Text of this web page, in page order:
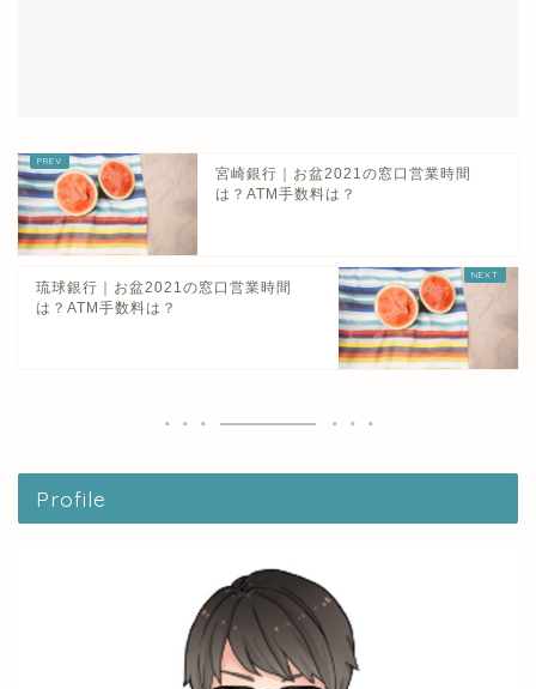
宮崎銀行｜お盆2021の窓口営業時間
は？ATM手数料は？
琉球銀行｜お盆2021の窓口営業時間
は？ATM手数料は？
Profile